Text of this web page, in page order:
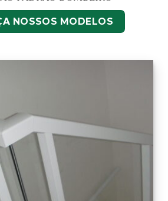
NOSSOS MODELOS